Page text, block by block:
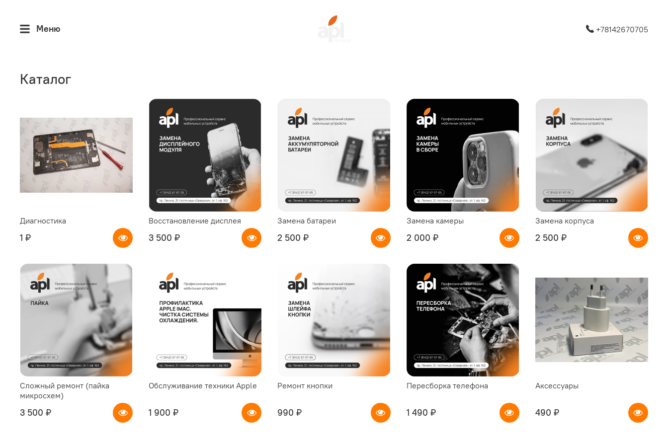
Меню +78142670705
Каталог
Диагностика
1 ₽
Восстановление дисплея
3 500 ₽
Замена батареи
2 500 ₽
Замена камеры
2 000 ₽
Замена корпуса
2 500 ₽
Сложный ремонт (пайка
микросхем)
3 500 ₽
Обслуживание техники Apple
1 900 ₽
Ремонт кнопки
990 ₽
Пересборка телефона
1 490 ₽
Аксессуары
490 ₽